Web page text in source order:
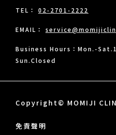
TEL： 02-2701-2222
EMAIL：
Business Hours：Mon.-
Sun.Closed
Copyright© MOMIJI
免責聲明